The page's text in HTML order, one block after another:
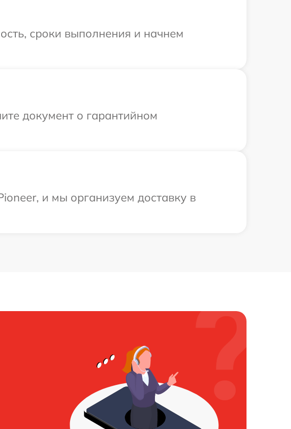
сроки выполнения и начнем
документ о гарантийном
и мы организуем доставку в